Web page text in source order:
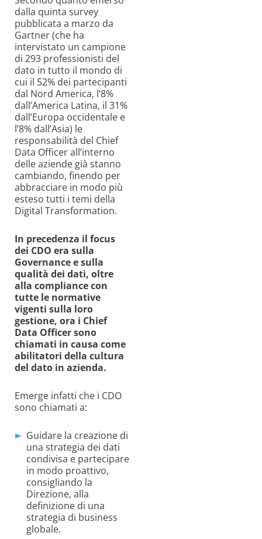
dalla quinta survey
pubblicata a marzo da
Gartner (che ha
intervistato un campione
di 293 professionisti del
dato in tutto il mondo di
cui il 52% dei partecipanti
dal Nord America, l’8%
dall’America Latina, il 31%
dall’Europa occidentale e
l’8% dall’Asia) le
responsabilità del Chief
Data Officer all’interno
delle aziende già stanno
cambiando, finendo per
abbracciare in modo più
esteso tutti i temi della
Digital Transformation.
In precedenza il focus
dei CDO era sulla
Governance e sulla
qualità dei dati, oltre
alla compliance con
tutte le normative
vigenti sulla loro
gestione, ora i Chief
Data Officer sono
chiamati in causa come
abilitatori della cultura
del dato in azienda.
Emerge infatti che i CDO
sono chiamati a:
Guidare la creazione di
una strategia dei dati
condivisa e partecipare
in modo proattivo,
consigliando la
Direzione, alla
definizione di una
strategia di business
globale.